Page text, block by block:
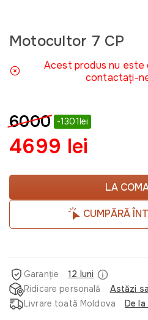
Motocultor 7 CP
Acest produs nu este
contactați-
6000 -1301lei
4699 lei
LA
CUMPĂRĂ
Garanție
12 luni
Ridicare personală
Astăzi
Livrare toată Moldova
De la